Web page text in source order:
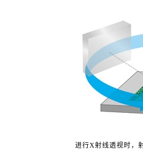
进行X射线透视时，